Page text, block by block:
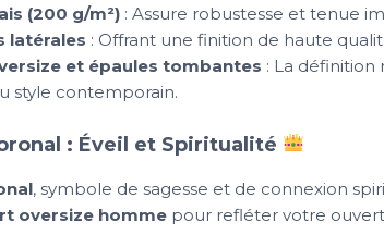
(200 g/m²): Assure robustesse et tenue
latérales : Offrant une finition de haute
et épaules tombantes : La définition
style contemporain.
: Éveil et Spiritualité
, symbole de sagesse et de connexion
oversize homme pour refléter votre